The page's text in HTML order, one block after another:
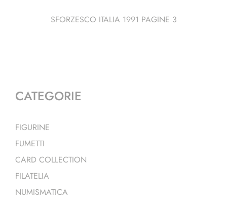
SFORZESCO ITALIA 1991 PAGINE 3
CATEGORIE
FIGURINE
FUMETTI
CARD COLLECTION
FILATELIA
NUMISMATICA